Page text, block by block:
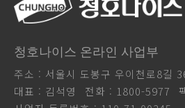
청호나이스 온라인 사업부
주소 : 서울시 도봉구 우이천로8길
대표 : 김석영
전화 : 1800-5977